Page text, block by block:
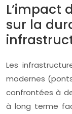
L’impact
sur la
Les
modernes
confrontées à
à long terme